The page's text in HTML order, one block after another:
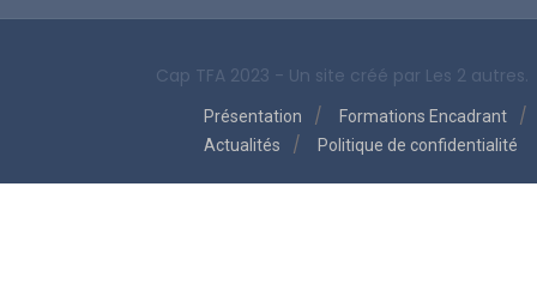
Cap TFA 2023 - Un site créé par Les 2 autres.
Présentation
Formations Encadrant
Actualités
Politique de confidentialité